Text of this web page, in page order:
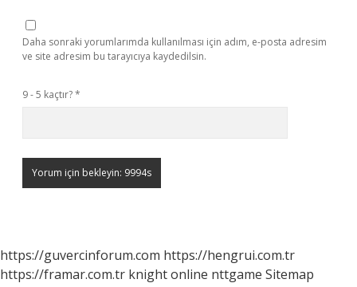
Daha sonraki yorumlarımda kullanılması için adım, e-posta adresim
ve site adresim bu tarayıcıya kaydedilsin.
9 - 5 kaçtır?*
https://guvercinforum.com https://hengrui.com.tr
https://framar.com.tr knight online nttgame Sitemap